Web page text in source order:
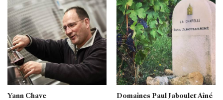
Yann Chave
Domaines Paul Jaboulet Aîné